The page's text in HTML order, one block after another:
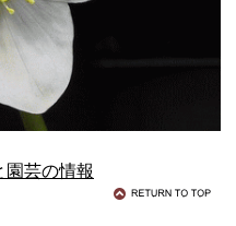
園芸の情報